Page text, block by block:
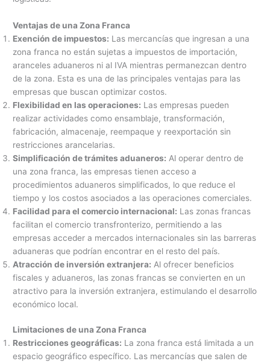
Ventajas de una Zona Franca
Exención de impuestos: Las mercancías que ingresan a una
zona franca no están sujetas a impuestos de importación,
aranceles aduaneros ni al IVA mientras permanezcan dentro
de la zona. Esta es una de las principales ventajas para las
empresas que buscan optimizar costos.
Flexibilidad en las operaciones: Las empresas pueden
realizar actividades como ensamblaje, transformación,
fabricación, almacenaje, reempaque y reexportación sin
restricciones arancelarias.
Simplificación de trámites aduaneros: Al operar dentro de
una zona franca, las empresas tienen acceso a
procedimientos aduaneros simplificados, lo que reduce el
tiempo y los costos asociados a las operaciones comerciales.
Facilidad para el comercio internacional: Las zonas francas
facilitan el comercio transfronterizo, permitiendo a las
empresas acceder a mercados internacionales sin las barreras
aduaneras que podrían encontrar en el resto del país.
Atracción de inversión extranjera: Al ofrecer beneficios
fiscales y aduaneros, las zonas francas se convierten en un
atractivo para la inversión extranjera, estimulando el desarrollo
económico local.
Limitaciones de una Zona Franca
Restricciones geográficas: La zona franca está limitada a un
espacio geográfico específico. Las mercancías que salen de